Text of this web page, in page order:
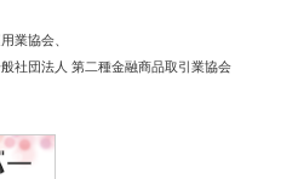
業協会
社団法人 第二種金融商品取引業協会